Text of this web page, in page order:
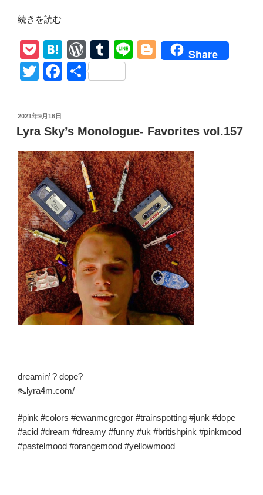
“【追
Mark
Lanegan
ft.
The
City】
訳
マ
ー
ク・
ラ
ー
ニ
ガ
ン
の
全
て
の
続きを読む
P
o
ck
H
at
e
a
W
or
d
e
T
u
m
r
Li
Bl
er
Share
T
tt
er
F
e
b
o
o
k
共
投
稿
日:
2021年9月16日
Lyra Sky’s Monologue- Favorites vol.157
dreamin’ ? dope?
👠lyra4m.com/
#pink #colors #ewanmcgregor #trainspotting #junk #dope
#acid #dream #dreamy #funny #uk #britishpink #pinkmood
#pastelmood #orangemood #yellowmood